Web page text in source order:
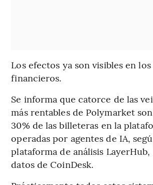
Los efectos ya son visibles en
financieros.
Se informa que catorce de las
más rentables de Polymarket
30% de las billeteras en la
operadas por agentes de IA,
plataforma de análisis LayerHub,
datos de CoinDesk.